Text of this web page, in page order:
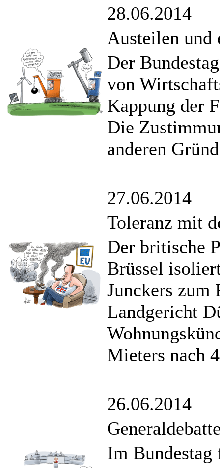
28.06.2014
Austeilen und
Der
von
Kappung der
Die
anderen
27.06.2014
Toleranz mit
Der britische
Brüssel
Junckers zum
Landgericht
Mieters nach
26.06.2014
Im Bundestag